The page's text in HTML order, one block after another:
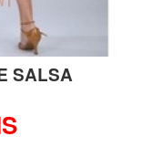
SALSA